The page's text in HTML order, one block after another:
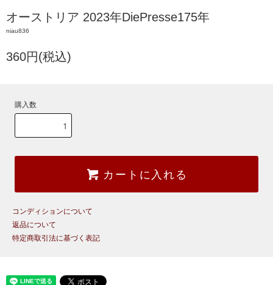
オーストリア 2023年DiePresse175年
niau836
360円(税込)
購入数
カートに入れる
コンディションについて
返品について
特定商取引法に基づく表記